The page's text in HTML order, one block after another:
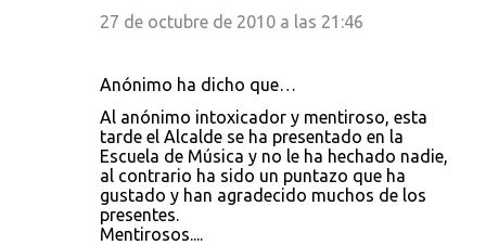
27 de octubre de 2010 a las 21:46
Anónimo ha dicho que…
Al anónimo intoxicador y mentiroso, esta
tarde el Alcalde se ha presentado en la
Escuela de Música y no le ha hechado nadie,
al contrario ha sido un puntazo que ha
gustado y han agradecido muchos de los
presentes.
Mentirosos....